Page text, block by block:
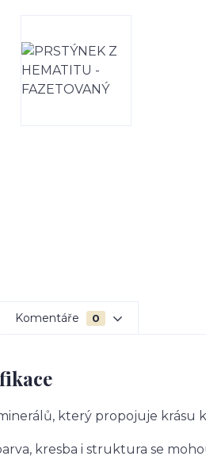
Komentáře 0
který propojuje krásu
kresba i struktura se